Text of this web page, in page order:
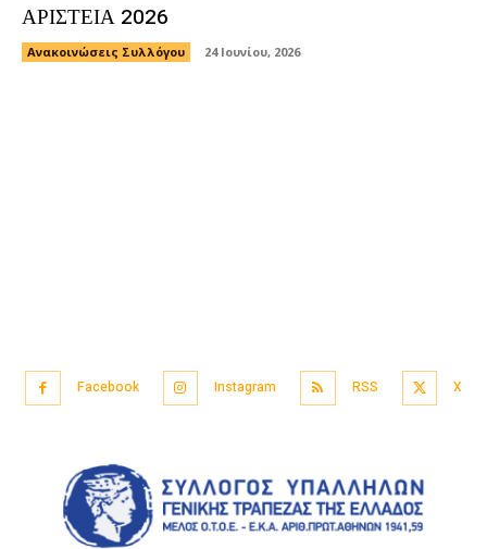
ΑΡΙΣΤΕΙΑ 2026
Ανακοινώσεις Συλλόγου 24 Ιουνίου, 2026
Facebook Instagram RSS X